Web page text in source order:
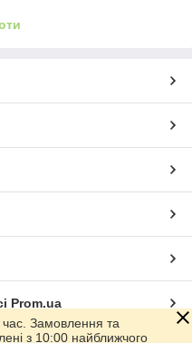
Prom.ua
час. Замовлення та
з 10:00 найближчого